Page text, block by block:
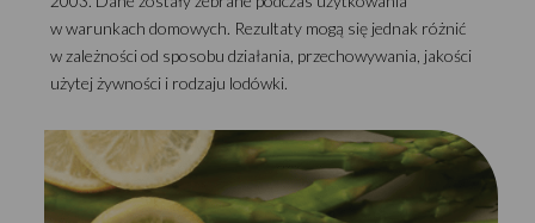
w warunkach domowych. Rezultaty mogą się jednak różnić
w zależności od sposobu działania, przechowywania, jakości
użytej żywności i rodzaju lodówki.